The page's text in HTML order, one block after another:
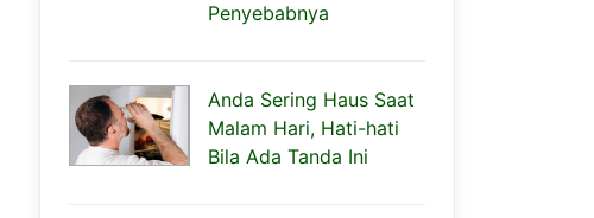
Penyebabnya
Anda Sering Haus Saat
Malam Hari, Hati-hati
Bila Ada Tanda Ini